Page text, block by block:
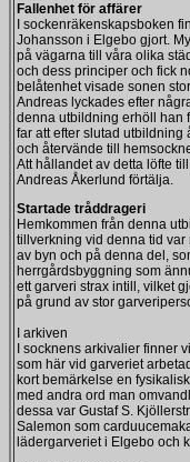
Fallenhet för affärer
I sockenräkenskapsboken
Johansson i Elgebo gjort.
på vägarna till våra olika
och dess principer och fick
belåtenhet visade sonen
Andreas lyckades efter
denna utbildning erhöll han
far att efter slutad utbildning
och återvände till
Att hållandet av detta löfte
Andreas Åkerlund förtälja.
Startade tråddrageri
Hemkommen från denna
tillverkning vid denna tid var
av byn och på denna del,
herrgårdsbyggning som
ett garveri strax intill, vilket
på grund av stor
I arkiven
I socknens arkivalier finner
som här vid garveriet
kort bemärkelse en
med andra ord man
dessa var Gustaf S.
Salemon som
lädergarveriet i Elgebo och